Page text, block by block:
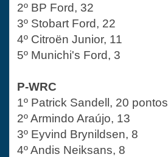
2º BP Ford, 32
3º Stobart Ford, 22
4º Citroën Junior, 11
5º Munichi's Ford, 3
P-WRC
1º Patrick Sandell, 20 pontos
2º Armindo Araújo, 13
3º Eyvind Brynildsen, 8
4º Andis Neiksans, 8